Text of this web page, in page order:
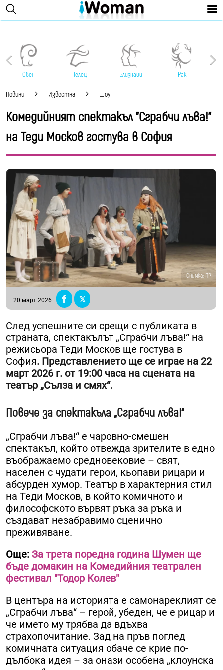
Овен Телец Близнаци Рак
Новини Известна Шоу
Комедийният спектакъл "Сграбчи лъва!"
на Теди Москов гостува в София
Снимка: ПР
20 март 2026
След успешните си срещи с публиката в
страната, спектакълът „Сграбчи лъва!“ на
режисьора Теди Москов ще гостува в
София. Представлението ще се играе на 22
март 2026 г. от 19:00 часа на сцената на
театър „Сълза и смях“.
Повече за спектакъла „Сграбчи лъва!“
„Сграбчи лъва!“ е чаровно-смешен
спектакъл, който отвежда зрителите в едно
въображаемо средновековие – свят,
населен с чудати герои, кьопави рицари и
абсурден хумор. Театър в характерния стил
на Теди Москов, в който комичното и
философското вървят ръка за ръка и
създават незабравимо сценично
преживяване.
Още: За трета поредна година Шумен ще
бъде домакин на Комедийния театрален
фестивал "Тодор Колев"
В центъра на историята е самонареклият се
„Сграбчи лъва“ – герой, убеден, че е рицар и
че името му трябва да вдъхва
страхопочитание. Зад на пръв поглед
комичната ситуация обаче се крие по-
дълбока идея – за онази особена „клоунска